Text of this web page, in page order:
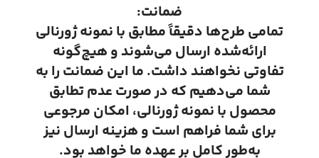
ضمانت:
تمامی طرح‌ها دقیقاً مطابق با نمونه ژورنالی
ارائه‌شده ارسال می‌شوند و هیچ‌گونه
تفاوتی نخواهند داشت. ما این ضمانت را به
شما می‌دهیم که در صورت عدم تطابق
محصول با نمونه ژورنالی، امکان مرجوعی
برای شما فراهم است و هزینه ارسال نیز
به‌طور کامل بر عهده ما خواهد بود.